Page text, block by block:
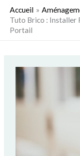
Accueil
Tuto Brico : Installer
Portail